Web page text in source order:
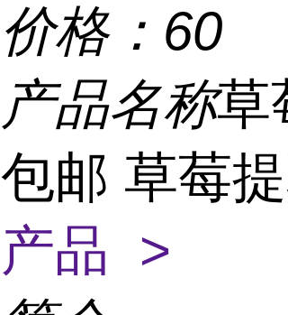
价格： 60
产品名称草
包邮 草莓
产品 >